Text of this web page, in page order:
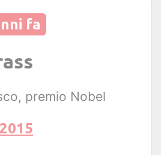
fa
premio Nobel